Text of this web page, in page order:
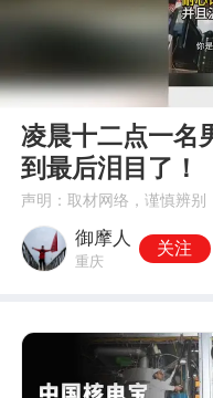
00:00
凌晨十二点一名
到最后泪目了！
声明：取材网络，谨慎辨别
御摩人
重庆
关注